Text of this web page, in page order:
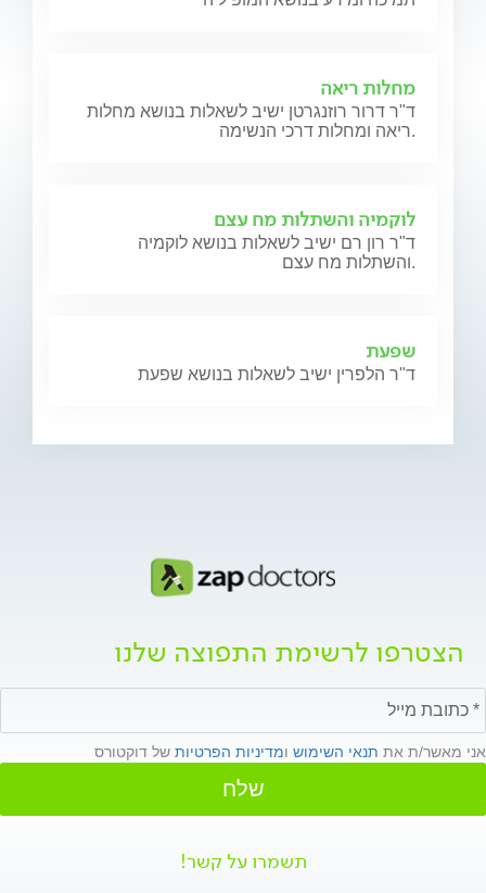
מחלות ריאה
ד"ר דרור רוזנגרטן ישיב לשאלות בנושא מחלות
ריאה ומחלות דרכי הנשימה.
לוקמיה והשתלות מח עצם
ד"ר רון רם ישיב לשאלות בנושא לוקמיה
והשתלות מח עצם.
שפעת
ד"ר הלפרין ישיב לשאלות בנושא שפעת
הצטרפו לרשימת התפוצה שלנו
אני מאשר/ת את תנאי השימוש ומדיניות הפרטיות של דוקטורס
שלח
תשמרו על קשר!